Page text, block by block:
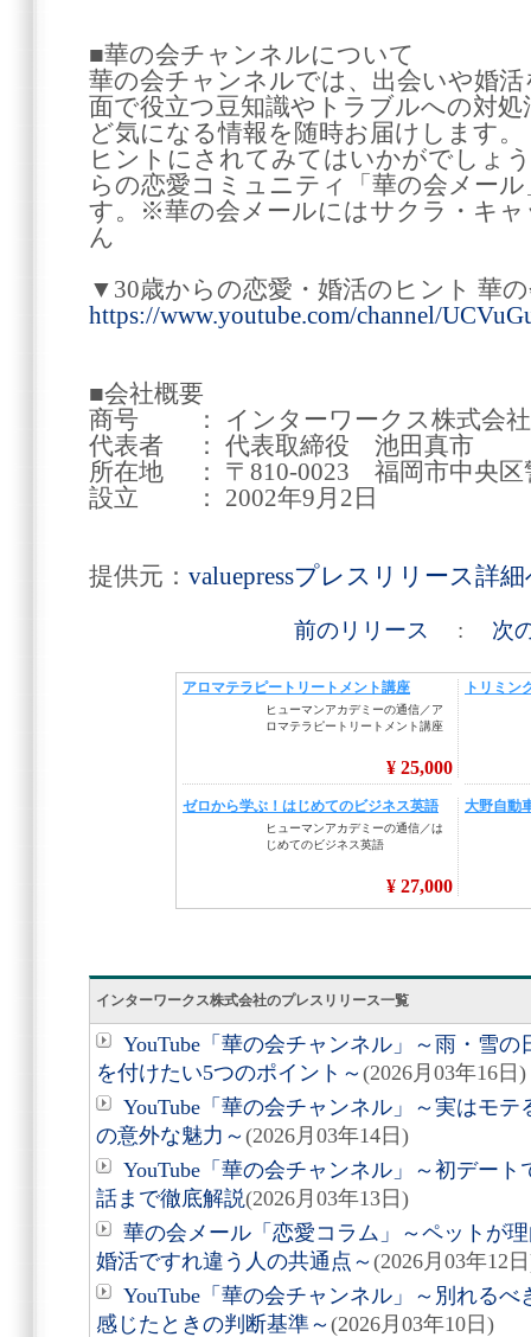
■華の会チャンネルについて
華の会チャンネルでは、出会いや婚
面で役立つ豆知識やトラブルへの対
ど気になる情報を随時お届けします
ヒントにされてみてはいかがでしょ
らの恋愛コミュニティ「華の会メー
す。※華の会メールにはサクラ・キ
ん
▼30歳からの恋愛・婚活のヒント 華
https://www.youtube.com/channel/
■会社概要
商号 ： インターワークス株式会社
代表者 ： 代表取締役 池田真市
所在地 ： 〒810-0023 福岡市中央区
設立 ： 2002年9月2日
提供元： valuepressプレスリリース詳
前のリリース : 次
インターワークス株式会社のプレスリリース一覧
YouTube「華の会チャンネル」～雨・雪
を付けたい5つのポイント～ (2026月03年16日)
YouTube「華の会チャンネル」～実はモ
の意外な魅力～ (2026月03年14日)
YouTube「華の会チャンネル」～初デー
話まで徹底解説(2026月03年13日)
華の会メール「恋愛コラム」～ペットが
婚活ですれ違う人の共通点～ (2026月03年12
YouTube「華の会チャンネル」～別れる
感じたときの判断基準～ (2026月03年10日)